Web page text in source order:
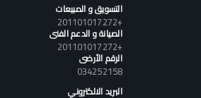
التسويق و المبيعات
+201101017272
الصيانة و الدعم الفنى
+201101017272
الرقم الأرضى
034252158
البريد الالكتروني